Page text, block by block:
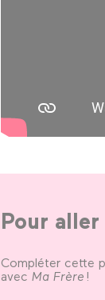
Pour
Compléter cette
avec Ma Frère !